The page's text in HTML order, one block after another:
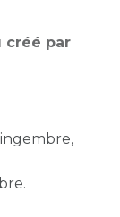
créé par